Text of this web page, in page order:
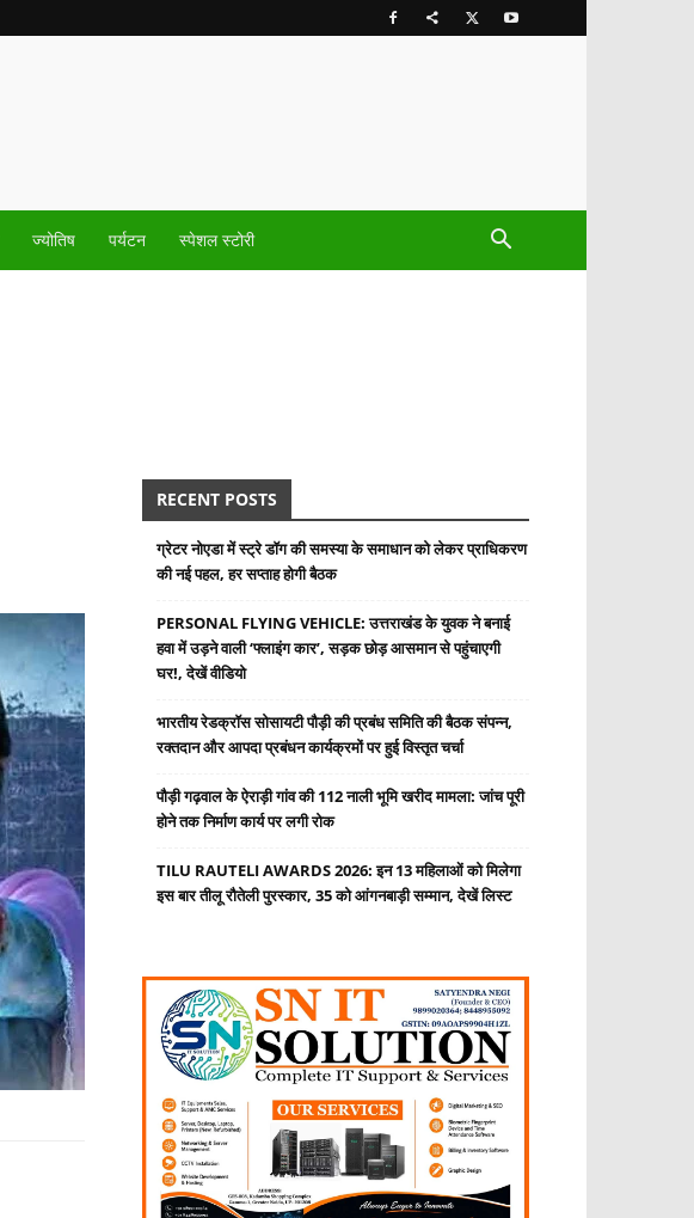
ज्योतिष पर्यटन स्पेशल स्टोरी
RECENT POSTS
ग्रेटर नोएडा में स्ट्रे डॉग की समस्या के समाधान को लेकर प्राधिकरण
की नई पहल, हर सप्ताह होगी बैठक
PERSONAL FLYING VEHICLE: उत्तराखंड के युवक ने बनाई
हवा में उड़ने वाली ‘फ्लाइंग कार’, सड़क छोड़ आसमान से पहुंचाएगी
घर!, देखें वीडियो
भारतीय रेडक्रॉस सोसायटी पौड़ी की प्रबंध समिति की बैठक संपन्न,
रक्तदान और आपदा प्रबंधन कार्यक्रमों पर हुई विस्तृत चर्चा
पौड़ी गढ़वाल के ऐराड़ी गांव की 112 नाली भूमि खरीद मामला: जांच पूरी
होने तक निर्माण कार्य पर लगी रोक
TILU RAUTELI AWARDS 2026: इन 13 महिलाओं को मिलेगा
इस बार तीलू रौतेली पुरस्कार, 35 को आंगनबाड़ी सम्मान, देखें लिस्ट